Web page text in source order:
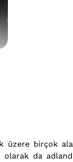
üzere birçok
da